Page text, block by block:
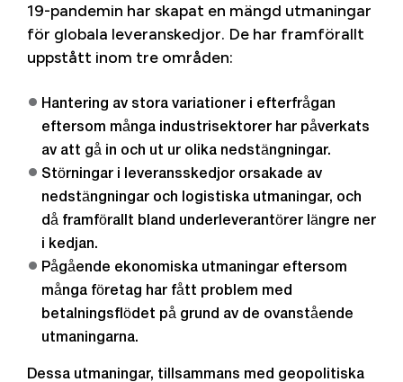
19-pandemin har skapat en mängd utmaningar
för globala leveranskedjor. De har framförallt
uppstått inom tre områden:
Hantering av stora variationer i efterfrågan
eftersom många industrisektorer har påverkats
av att gå in och ut ur olika nedstängningar.
Störningar i leveransskedjor orsakade av
nedstängningar och logistiska utmaningar, och
då framförallt bland underleverantörer längre ner
i kedjan.
Pågående ekonomiska utmaningar eftersom
många företag har fått problem med
betalningsflödet på grund av de ovanstående
utmaningarna.
Dessa utmaningar, tillsammans med geopolitiska